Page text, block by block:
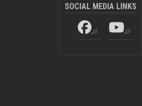
SOCIAL MEDIA LINKS